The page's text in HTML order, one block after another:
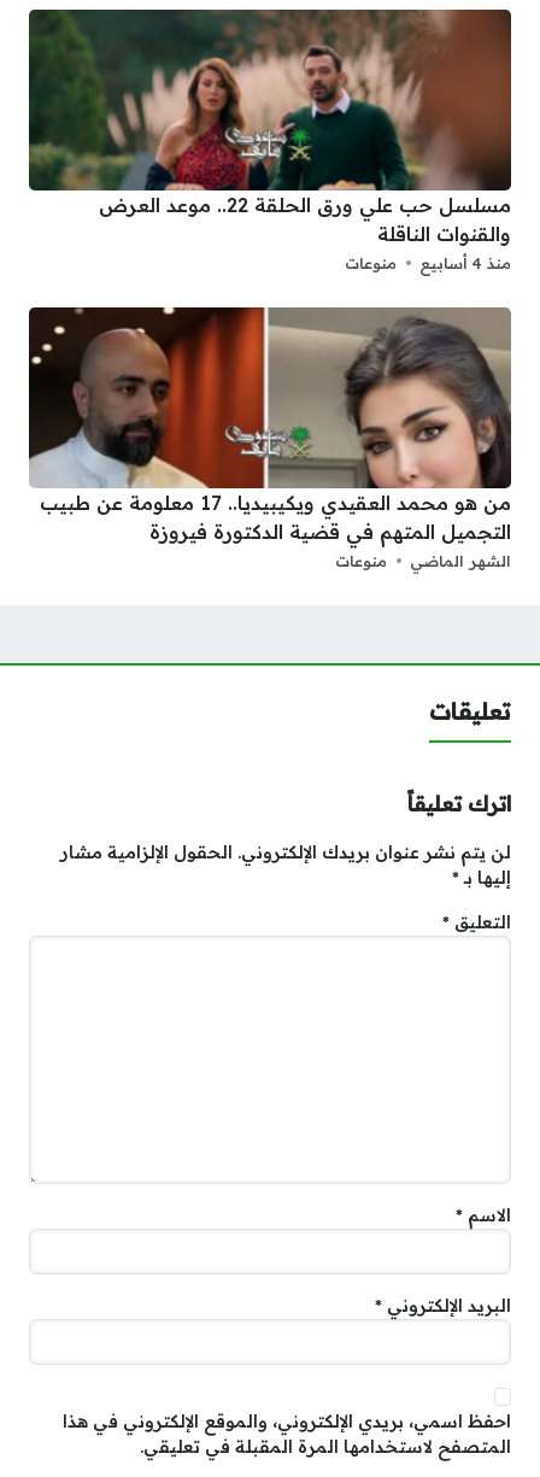
مسلسل حب علي ورق الحلقة 22.. موعد العرض
والقنوات الناقلة
منذ 4 أسابيع منوعات
من هو محمد العقيدي ويكيبيديا.. 17 معلومة عن طبيب
التجميل المتهم في قضية الدكتورة فيروزة
الشهر الماضي منوعات
تعليقات
اترك تعليقاً
لن يتم نشر عنوان بريدك الإلكتروني. الحقول الإلزامية مشار
إليها بـ*
التعليق *
الاسم *
البريد الإلكتروني *
احفظ اسمي، بريدي الإلكتروني، والموقع الإلكتروني في هذا
المتصفح لاستخدامها المرة المقبلة في تعليقي.